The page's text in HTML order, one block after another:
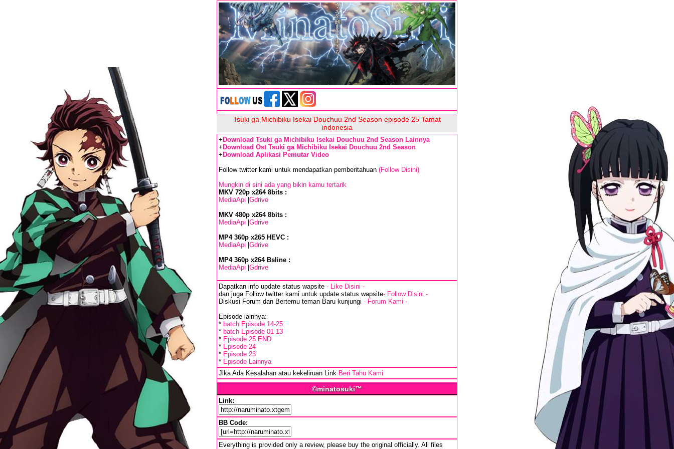
Tsuki ga Michibiku Isekai Douchuu 2nd Season episode 25 Tamat
indonesia
+ Download Tsuki ga Michibiku Isekai Douchuu 2nd Season Lainnya
+ Download Ost Tsuki ga Michibiku Isekai Douchuu 2nd Season
+ Download Aplikasi Pemutar Video
Follow twitter kami untuk mendapatkan pemberitahuan (Follow Disini)
Mungkin di sini ada yang bikin kamu tertarik
MKV 720p x264 8bits :
MediaApi Gdrive
MKV 480p x264 8bits :
MediaApi Gdrive
MP4 360p x265 HEVC :
MediaApi Gdrive
MP4 360p x264 Bsline :
MediaApi Gdrive
Dapatkan info update status wapsite - Like Disini -
dan juga Follow twitter kami untuk update status wapsite- Follow Disini -
Diskusi Forum dan Bertemu teman Baru kunjungi - Forum Kami -
Episode lainnya:
* batch Episode 14-25
* batch Episode 01-13
* Episode 25 END
* Episode 24
* Episode 23
* Episode Lainnya
Jika Ada Kesalahan atau kekeliruan Link Beri Tahu Kami
©minatosuki™
Link:
BB Code:
Everything is provided only a review, please buy the original officially. All files